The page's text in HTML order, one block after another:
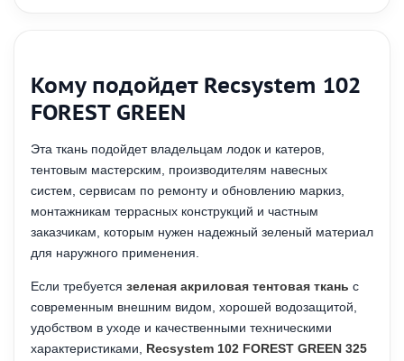
Кому подойдет Recsystem 102
FOREST GREEN
Эта ткань подойдет владельцам лодок и катеров,
тентовым мастерским, производителям навесных
систем, сервисам по ремонту и обновлению маркиз,
монтажникам террасных конструкций и частным
заказчикам, которым нужен надежный зеленый материал
для наружного применения.
Если требуется зеленая акриловая тентовая ткань с
современным внешним видом, хорошей водозащитой,
удобством в уходе и качественными техническими
характеристиками, Recsystem 102 FOREST GREEN 325